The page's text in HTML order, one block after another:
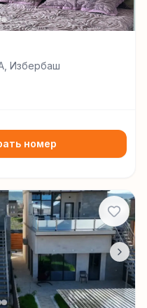
Избербаш
номер